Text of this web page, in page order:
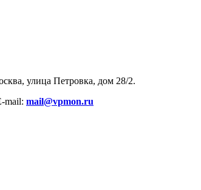
улица Петровка, дом 28/2.
mail: mail@vpmon.ru